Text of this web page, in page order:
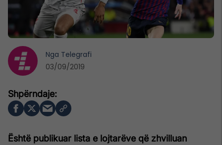
Është publikuar lista e lojtarëve që zhvilluan
Nga Telegrafi
03/09/2019